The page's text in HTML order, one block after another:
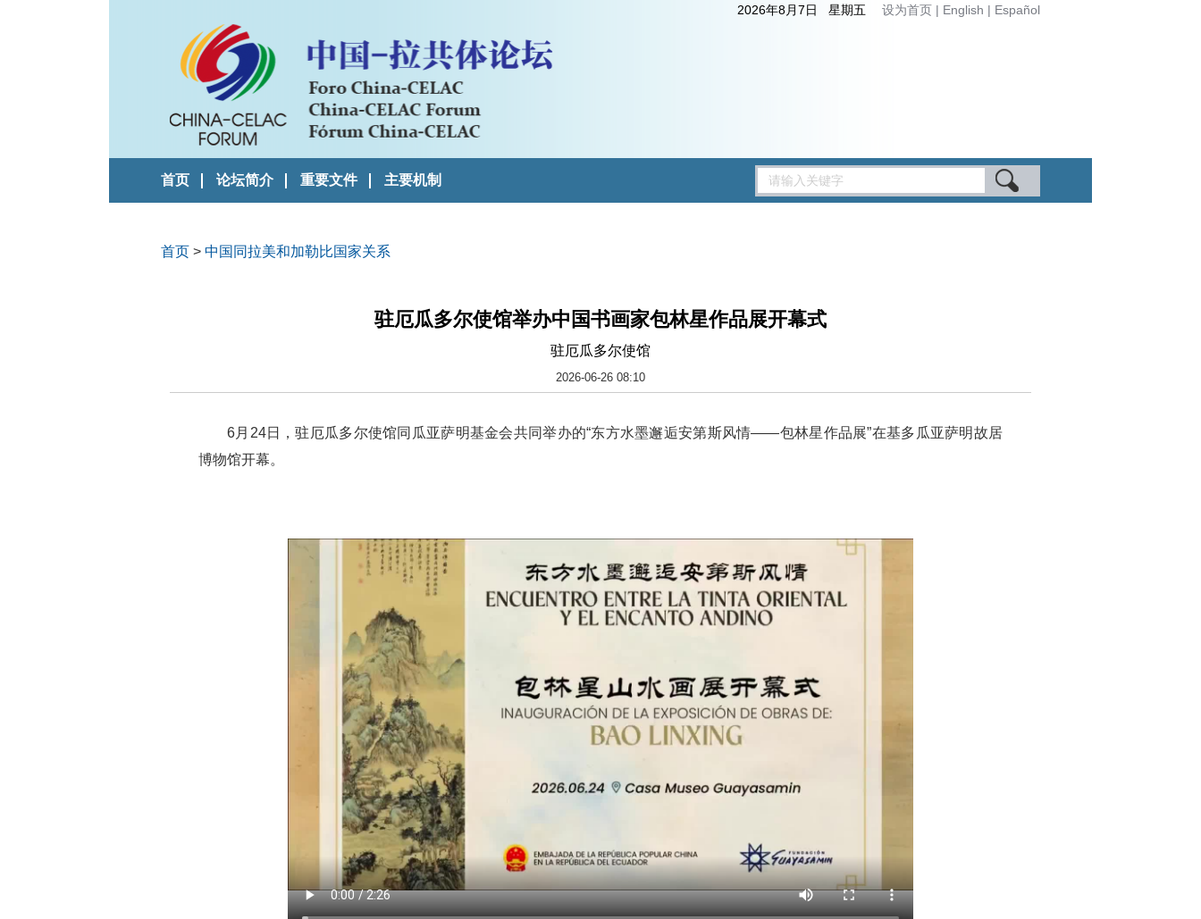
2026年8月7日 星期五 设为首页 | English | Español
首页 论坛简介 重要文件 主要机制
首页 > 中国同拉美和加勒比国家关系
驻厄瓜多尔使馆举办中国书画家包林星作品展开幕式
驻厄瓜多尔使馆
2026-06-26 08:10
6月24日，驻厄瓜多尔使馆同瓜亚萨明基金会共同举办的“东方水墨邂逅安第斯风情——包林星作品展”在基多瓜亚萨明故居
博物馆开幕。